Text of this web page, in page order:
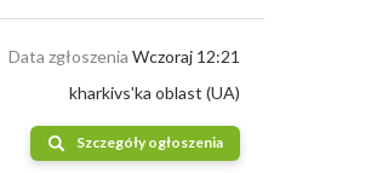
Wczoraj 12:21
Data zgłoszenia
kharkivsʹka oblast (UA)
Szczegóły ogłoszenia